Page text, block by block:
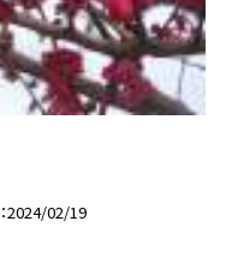
2024/02/19